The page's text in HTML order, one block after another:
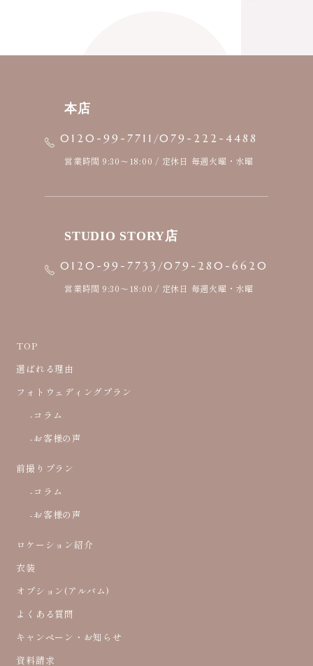
本店
0120-99-7711 /079-222-4488
営業時間 9:30〜18:00 / 定休日 毎週火曜・水曜
STUDIO STORY店
0120-99-7733 /079-280-6620
営業時間 9:30〜18:00 / 定休日 毎週火曜・水曜
TOP
選ばれる理由
フォトウェディングプラン
-コラム
-お客様の声
前撮りプラン
-コラム
-お客様の声
ロケーション紹介
衣装
オプション(アルバム)
よくある質問
キャンペーン・お知らせ
資料請求